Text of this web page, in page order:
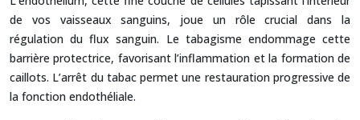
de vos vaisseaux sanguins, joue un rôle crucial dans la
régulation du flux sanguin. Le tabagisme endommage cette
barrière protectrice, favorisant l’inflammation et la formation de
caillots. L’arrêt du tabac permet une restauration progressive de
la fonction endothéliale.